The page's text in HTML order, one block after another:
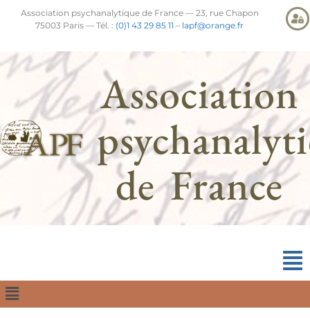
Association psychanalytique de France — 23, rue Chapon
75003 Paris — Tél. : (0)1 43 29 85 11 – lapf@orange.fr
Association
de France